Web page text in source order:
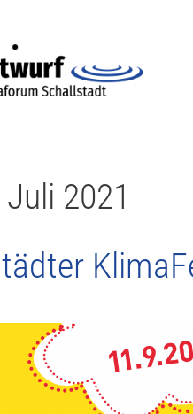
Juli 2021